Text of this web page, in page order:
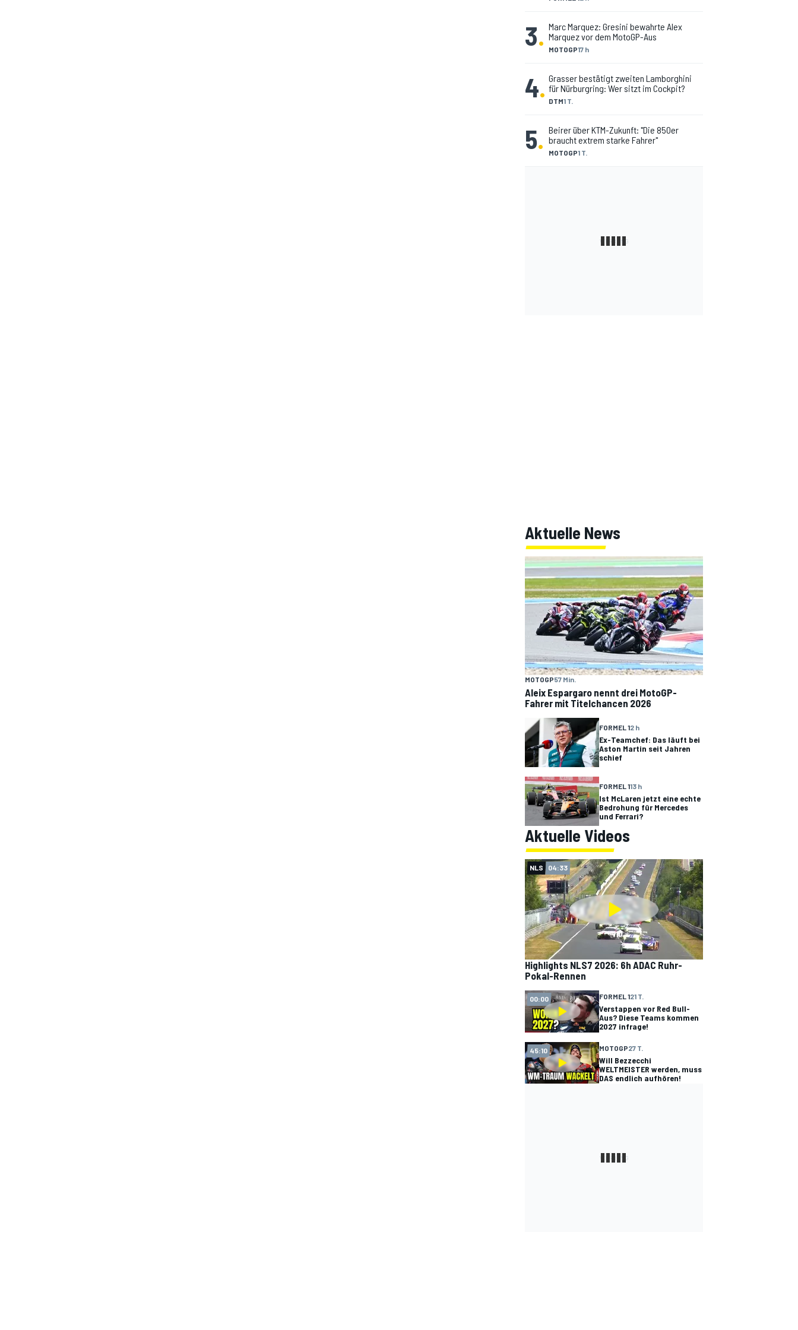
3. MOTOGP17 h
Marc Marquez: Gresini bewahrte Alex
Marquez vor dem MotoGP-Aus
4. DTM1 T.
Grasser bestätigt zweiten Lamborghini
für Nürburgring: Wer sitzt im Cockpit?
5. MOTOGP1 T.
Beirer über KTM-Zukunft: "Die 850er
braucht extrem starke Fahrer"
Aktuelle News
MOTOGP57 Min.
Aleix Espargaro nennt drei MotoGP-
Fahrer mit Titelchancen 2026
FORMEL 12 h
Ex-Teamchef: Das läuft bei
Aston Martin seit Jahren
schief
FORMEL 113 h
Ist McLaren jetzt eine echte
Bedrohung für Mercedes
und Ferrari?
Aktuelle Videos
NLS 04:33
Highlights NLS7 2026: 6h ADAC Ruhr-
Pokal-Rennen
00:00 FORMEL 121 T.
Verstappen vor Red Bull-
Aus? Diese Teams kommen
2027 infrage!
45:10 MOTOGP27 T.
Will Bezzecchi
WELTMEISTER werden, muss
DAS endlich aufhören!